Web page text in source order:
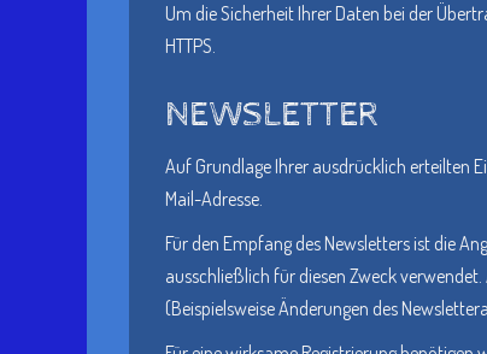
Um die Sicherheit Ihrer Daten bei der
HTTPS.
NEWSLETTER
Auf Grundlage Ihrer ausdrücklich erteilten
Mail-Adresse.
Für den Empfang des Newsletters ist die
ausschließlich für diesen Zweck
(Beispielsweise Änderungen des